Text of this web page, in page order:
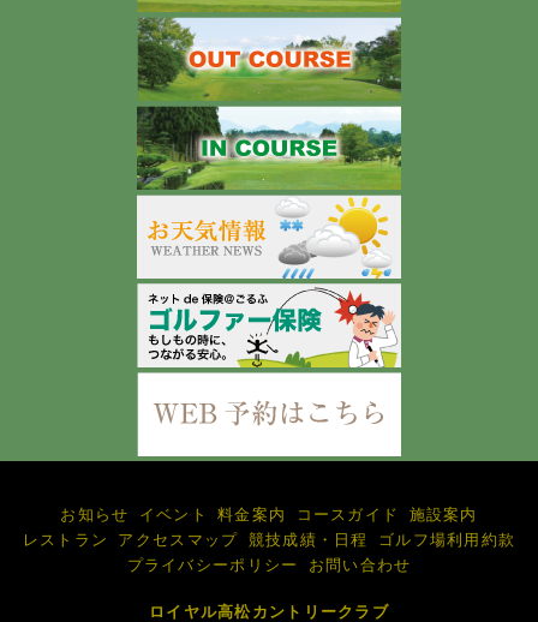
お知らせ イベント 料金案内 コースガイド
施設案内
レストラン
アクセスマップ 競技成績・日程
ゴルフ場利用約款
プライバシーポリシー
お問い合わせ
ロイヤル高松カントリークラブ